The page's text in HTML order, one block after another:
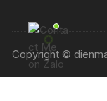
Copyright ©